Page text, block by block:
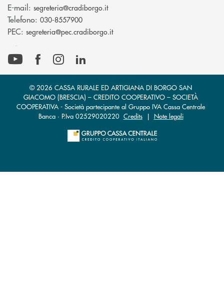
E-mail: segreteria@cradiborgo.it(si apre l’app di posta elettronica)
Telefono: 030-8557900
PEC: segreteria@pec.cradiborgo.it(si apre l’app di posta
© 2026 CASSA RURALE ED ARTIGIANA DI BORGO SAN
GIACOMO (BRESCIA) – CREDITO COOPERATIVO – SOCIETÀ
COOPERATIVA - Società partecipante al Gruppo IVA Cassa Centrale
Banca · P.Iva 02529020220 Credits| Note legali